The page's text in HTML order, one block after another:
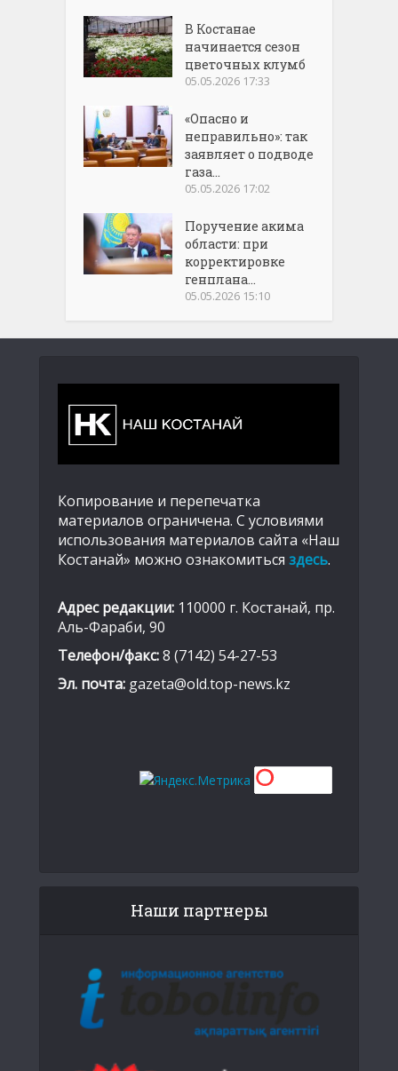
В Костанае
начинается сезон
цветочных клумб
05.05.2026 17:33
«Опасно и
неправильно»: так
заявляет о подводе
газа...
05.05.2026 17:02
Поручение акима
области: при
корректировке
генплана...
05.05.2026 15:10
Копирование и перепечатка
материалов ограничена. С условиями
использования материалов сайта «Наш
Костанай» можно ознакомиться здесь.
Адрес редакции: 110000 г. Костанай, пр.
Аль-Фараби, 90
Телефон/факс:8 (7142) 54-27-53
Эл. почта: gazeta@old.top-news.kz
Наши партнеры